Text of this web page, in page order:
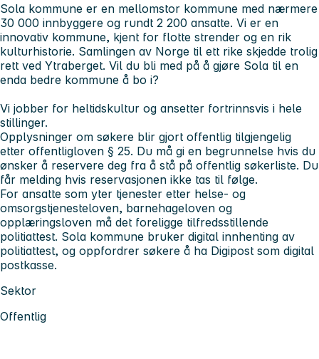
Sola kommune er en mellomstor kommune med nærmere
30 000 innbyggere og rundt 2 200 ansatte. Vi er en
innovativ kommune, kjent for flotte strender og en rik
kulturhistorie. Samlingen av Norge til ett rike skjedde trolig
rett ved Ytraberget. Vil du bli med på å gjøre Sola til en
enda bedre kommune å bo i?
Vi jobber for heltidskultur og ansetter fortrinnsvis i hele
stillinger.
Opplysninger om søkere blir gjort offentlig tilgjengelig
etter offentligloven § 25. Du må gi en begrunnelse hvis du
ønsker å reservere deg fra å stå på offentlig søkerliste. Du
får melding hvis reservasjonen ikke tas til følge.
For ansatte som yter tjenester etter helse- og
omsorgstjenesteloven, barnehageloven og
opplæringsloven må det foreligge tilfredsstillende
politiattest. Sola kommune bruker digital innhenting av
politiattest, og oppfordrer søkere å ha Digipost som digital
postkasse.
Sektor
Offentlig